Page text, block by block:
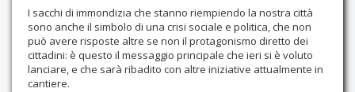
I sacchi di immondizia che stanno riempiendo la nostra città
sono anche il simbolo di una crisi sociale e politica, che non
può avere risposte altre se non il protagonismo diretto dei
cittadini: è questo il messaggio principale che ieri si è voluto
lanciare, e che sarà ribadito con altre iniziative attualmente in
cantiere.